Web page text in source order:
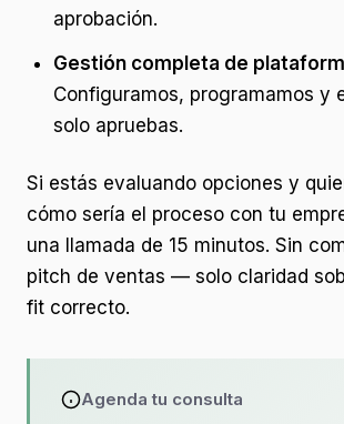
aprobación.
Gestión completa de
Configuramos, programamos y
solo apruebas.
Si estás evaluando opciones y
cómo sería el proceso con tu
una llamada de 15 minutos. Sin
pitch de ventas — solo claridad
fit correcto.
Agenda tu consulta